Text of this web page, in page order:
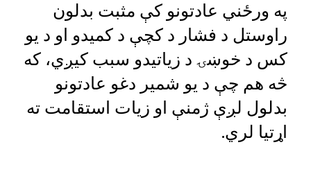
په ورځني عادتونو کې مثبت بدلون
راوستل د فشار د کچې د کمیدو او د یو
کس د خوښۍ د زیاتیدو سبب کیږي، که
څه هم چې د یو شمیر دغو عادتونو
بدلول لږې ژمنې او زیات استقامت ته
اړتیا لري.